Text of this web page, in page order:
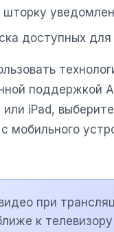
шторку
доступных
поддержкой
iPad,
мобильного
при
к